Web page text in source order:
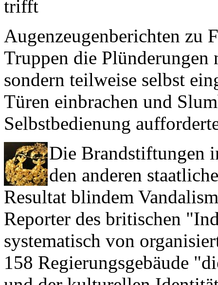
trifft
Augenzeugenberichten zu
Truppen die
sondern teilweise selbst
Türen einbrachen und
Selbstbedienung
Die Brandstiftungen
den anderen
Resultat blindem
Reporter des britischen
systematisch von
158 Regierungsgebäude